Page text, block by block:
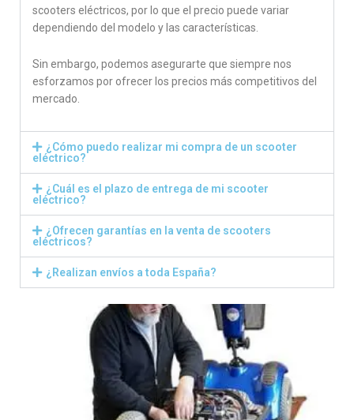
scooters eléctricos, por lo que el precio puede variar
dependiendo del modelo y las características.
Sin embargo, podemos asegurarte que siempre nos
esforzamos por ofrecer los precios más competitivos del
mercado.
¿Cómo puedo realizar mi compra de un scooter
eléctrico?
¿Cuál es el plazo de entrega de mi scooter
eléctrico?
¿Ofrecen garantías en la venta de scooters
eléctricos?
¿Realizan envíos a toda España?